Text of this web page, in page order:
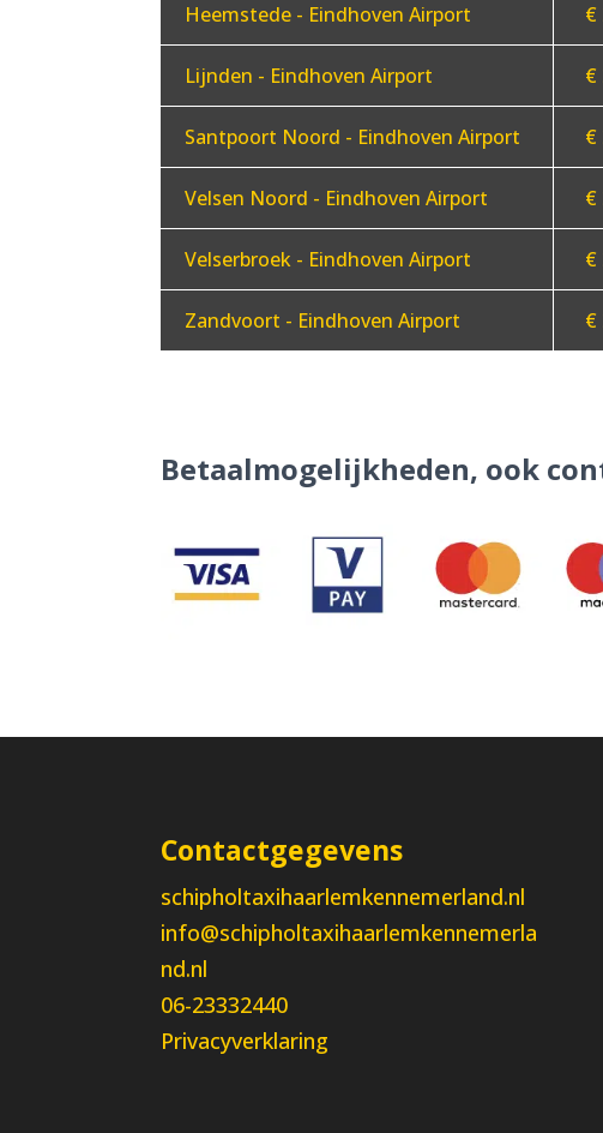
Heemstede - Eindhoven Airport €
Lijnden - Eindhoven Airport €
Santpoort Noord - Eindhoven Airport €
Velsen Noord - Eindhoven Airport €
Velserbroek - Eindhoven Airport €
Zandvoort - Eindhoven Airport €
Betaalmogelijkheden, ook
Contactgegevens
schipholtaxihaarlemkennemerland.nl
info@schipholtaxihaarlemkennemerla
nd.nl
06-23332440
Privacyverklaring